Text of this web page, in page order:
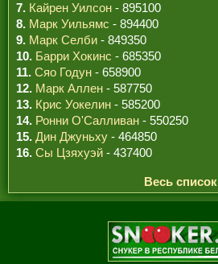
7. Кайрен Уилсон - 895100
8. Марк Уильямс - 894400
9. Марк Селби - 849350
10. Барри Хокинс - 685350
11. Сяо Годун - 658900
12. Марк Аллен - 587750
13. Крис Уокелин - 585200
14. Ронни О'Салливан - 550250
15. Дин Джуньху - 464850
16. Сы Цзяхуэй - 437400
Весь список